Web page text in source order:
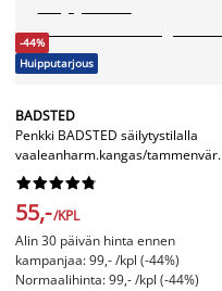
-44%
Huipputarjous
BADSTED
Penkki BADSTED säilytystilalla
vaaleanharm.kangas/tammenvär.






55,-/KPL
Alin 30 päivän hinta ennen
kampanjaa: 99,- /kpl (-44%)
Normaalihinta: 99,- /kpl (-44%)